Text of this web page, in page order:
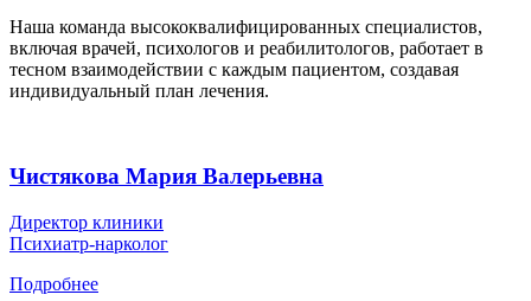
Наша команда высококвалифицированных специалистов,
включая врачей, психологов и реабилитологов, работает в
тесном взаимодействии с каждым пациентом, создавая
индивидуальный план лечения.
Чистякова Мария Валерьевна
Директор клиники
Психиатр-нарколог
Подробнее